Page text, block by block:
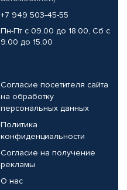
+7 949 503-45-55
Пн-Пт с 09.00 до 18.00, Сб с
9.00 до 15.00
Согласие посетителя сайта
на обработку
персональных данных
Политика
конфиденциальности
Согласие на получение
рекламы
О нас